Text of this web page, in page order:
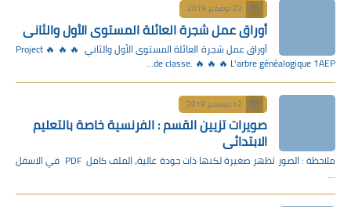
23 نوفمبر 2019
أوراق عمل شجرة العائلة المستوى الأول والثاني
أوراق عمل شجرة العائلة المستوى الأول والثاني 🔥 🔥 🔥 Project
de classe. 🔥 🔥 🔥 L'arbre généalogique 1AEP…
12 ديسمبر 2019
صويرات تزيين القسم : الفرنسية خاصة بالتعليم
الابتدائي
ملاحظة : الصور تظهر صغيرة لكنها ذات جودة عالية، الملف كامل PDF في الاسفل
…